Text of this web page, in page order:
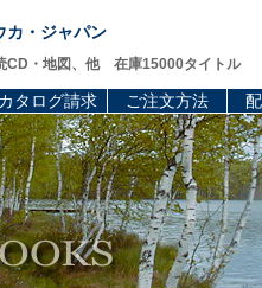
カ・ジャパン
CD・地図、他 在庫15000タイトル
カタログ請求 ご注文方法